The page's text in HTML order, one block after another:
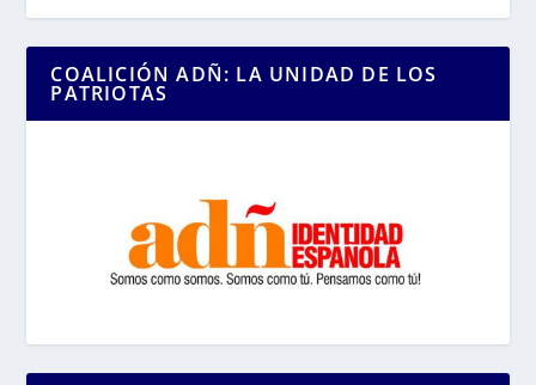
COALICIÓN ADÑ: LA UNIDAD DE LOS
PATRIOTAS